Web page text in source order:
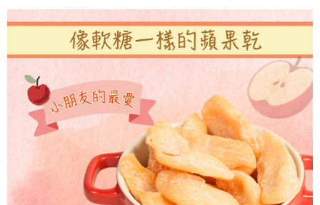
付款後7-11取貨
每筆NT$80，滿NT$1,000(含以上)免運費
每筆NT$100，滿NT$1,000(含以上)免運費